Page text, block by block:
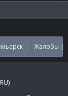
Жалобы |